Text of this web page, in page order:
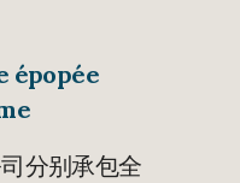
épopée
分别承包全